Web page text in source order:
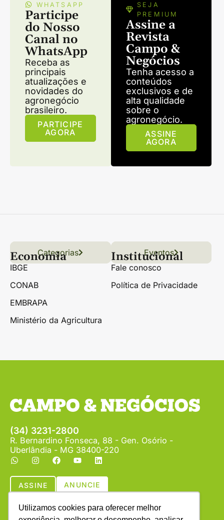
Utilizamos cookies para oferecer melhor
WHATSAPP
Participe
do Nosso
Canal no
WhatsApp
Receba as
principais
atualizações e
novidades do
agronegócio
brasileiro.
PARTICIPE
AGORA
SEJA
PREMIUM
Assine a
Revista
Campo &
Negócios
Tenha acesso a
conteúdos
exclusivos e de
alta qualidade
sobre o
agronegócio.
ASSINE
AGORA
Links úteis
Conteúdo Grãos
Florestas Hortifrúti
Categorias Eventos
Economia
IBGE
CONAB
EMBRAPA
Ministério da Agricultura
Institucional
Fale conosco
Política de Privacidade
(34) 3231-2800
R. Bernardino Fonseca, 88 - Gen. Osório -
Uberlândia - MG 38400-220
ASSINE ANUNCIE